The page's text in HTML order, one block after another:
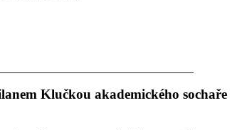
Klučkou akademického sochaře